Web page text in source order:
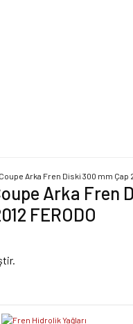
Arka Fren
FERODO